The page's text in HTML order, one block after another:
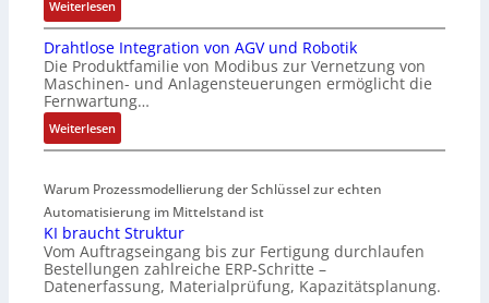
r
-
n
t
e
g
r
t
i
o
n
i
4
4
3
-
Z
e
r
t
f
i
z
i
e
Weiterlesen:
M
a
r
k
t
s
t
r
t
f
ü
r
m
Drahtlose Integration von AGV und Robotik
Die Produktfamilie von Modibus zur Vernetzung von
Maschinen- und Anlagensteuerungen ermöglicht die
Fernwartung…
Weiterlesen:
D
a
h
t
l
o
s
Warum Prozessmodellierung der Schlüssel zur echten
Automatisierung im Mittelstand ist
KI braucht Struktur
Vom Auftragseingang bis zur Fertigung durchlaufen
Bestellungen zahlreiche ERP-Schritte –
Datenerfassung, Materialprüfung, Kapazitätsplanung.